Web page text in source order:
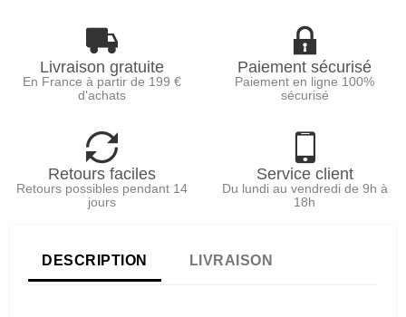
Livraison gratuite
En France à partir de 199 €
d'achats
Paiement sécurisé
Paiement en ligne 100%
sécurisé
Retours faciles
Retours possibles pendant 14
jours
Service client
Du lundi au vendredi de 9h à
18h
DESCRIPTION LIVRAISON